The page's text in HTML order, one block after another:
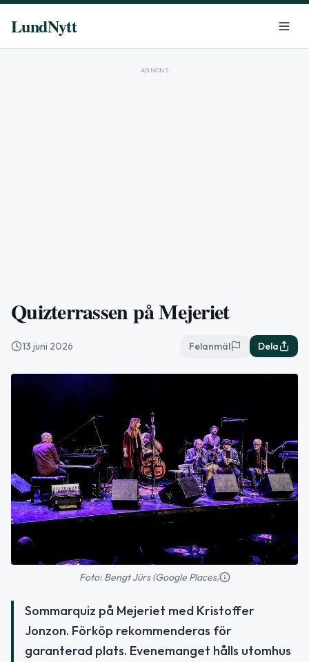
LundNytt
ANNONS
Quizterrassen på Mejeriet
13 juni 2026 Felanmäl Dela
Foto: Bengt Jürs (Google Places)
Sommarquiz på Mejeriet med Kristoffer
Jonzon. Förköp rekommenderas för
garanterad plats. Evenemanget hålls utomhus